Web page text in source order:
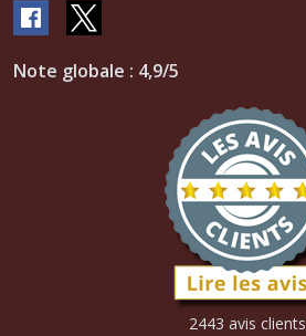
Note globale : 4,9/5
2443 avis clients